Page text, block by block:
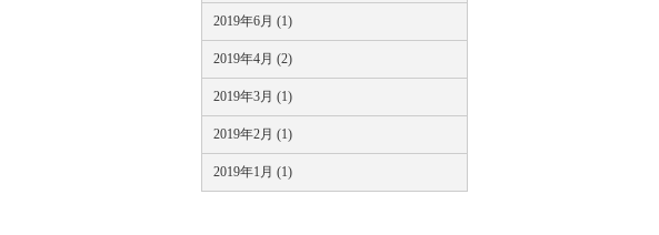
2019年6月 (1)
2019年4月 (2)
2019年3月 (1)
2019年2月 (1)
2019年1月 (1)